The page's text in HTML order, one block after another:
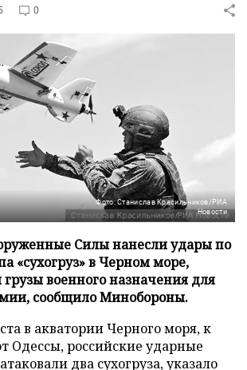
0
Фото: Станислав Красильников/РИА
Новости
Силы нанесли удары по
«сухогруз» в Черном море,
военного назначения для
сообщило Минобороны.
в акватории Черного моря, к
Одессы, российские ударные
два сухогруза, указало